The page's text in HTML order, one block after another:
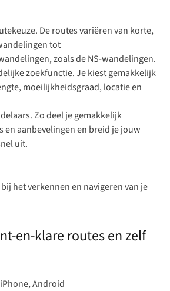
De routes variëren van korte,
tot
zoals deNS-wandelingen.
zoekfunctie. Je kiest gemakkelijk
moeilijkheidsgraad, locatie en
Zo deel je gemakkelijk
en aanbevelingen en breid je jouw
uit.
en-klare routes en zelf
Android